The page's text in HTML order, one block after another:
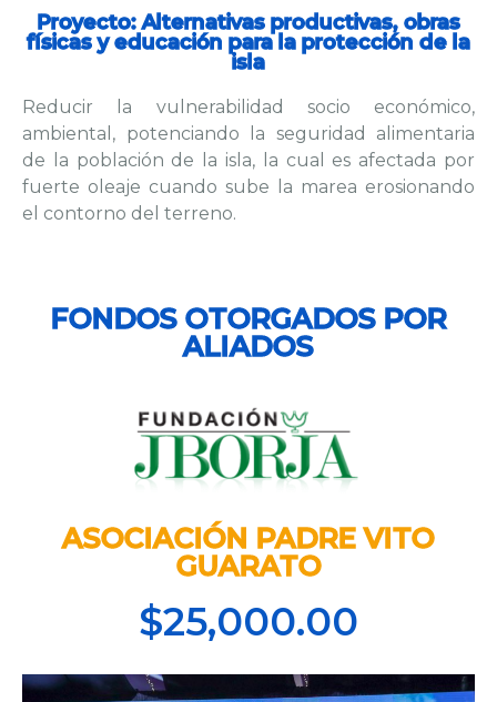
Proyecto: Alternativas productivas, obras
físicas y educación para la protección de la
isla
Reducir la vulnerabilidad socio económico,
ambiental, potenciando la seguridad alimentaria
de la población de la isla, la cual es afectada por
fuerte oleaje cuando sube la marea erosionando
el contorno del terreno.
FONDOS OTORGADOS POR
ALIADOS
ASOCIACIÓN PADRE VITO
GUARATO
$25,000.00